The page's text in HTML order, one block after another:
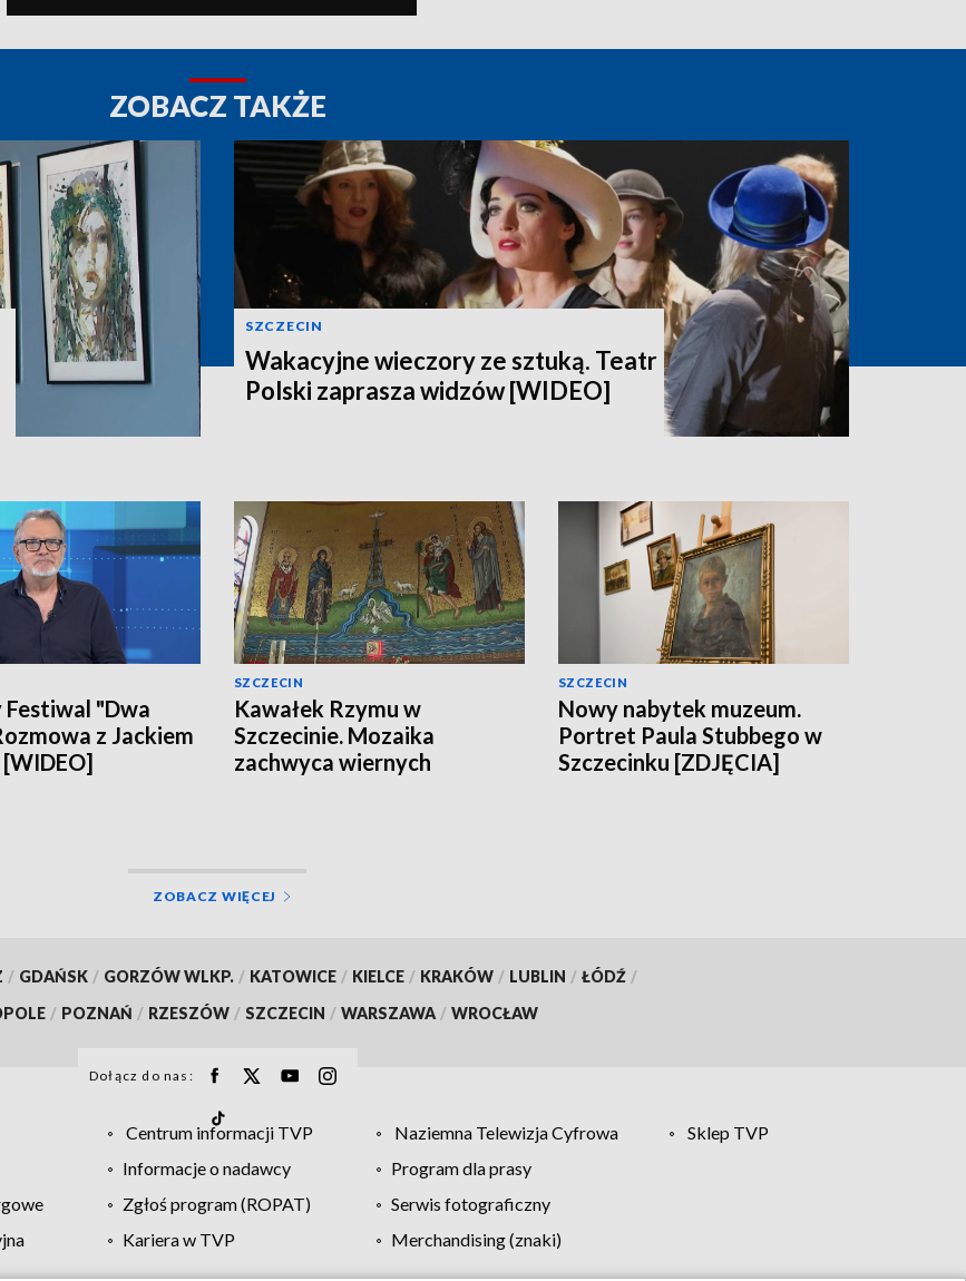
ZOBACZ TAKŻE
SZCZECIN
Wakacyjne wieczory ze sztuką. Teatr
Polski zaprasza widzów [WIDEO]
Festiwal "Dwa
z Jackiem
SZCZECIN
Kawałek Rzymu w
Szczecinie. Mozaika
zachwyca wiernych
SZCZECIN
Nowy nabytek muzeum.
Portret Paula Stubbego w
Szczecinku [ZDJĘCIA]
ZOBACZ WIĘCEJ
/ GDAŃSK / GORZÓW WLKP. / KATOWICE / KIELCE / KRAKÓW / LUBLIN / ŁÓDŹ /
/ POZNAŃ / RZESZÓW / SZCZECIN / WARSZAWA / WROCŁAW
Dołącz do nas:
Centrum informacji TVP Naziemna Telewizja Cyfrowa
Sklep TVP
Informacje o nadawcy
Program dla prasy
Zgłoś program (ROPAT)
Serwis fotograficzny
Kariera w TVP
Merchandising (znaki)